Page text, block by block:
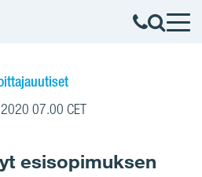
07.00 CET
esisopimuksen